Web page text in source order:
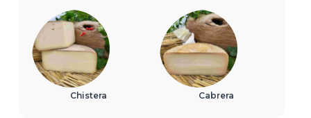
Chistera Cabrera